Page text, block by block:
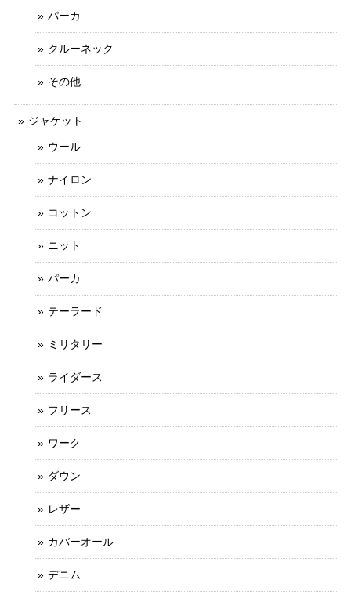
パーカ
クルーネック
その他
ジャケット
ウール
ナイロン
コットン
ニット
パーカ
テーラード
ミリタリー
ライダース
フリース
ワーク
ダウン
レザー
カバーオール
デニム